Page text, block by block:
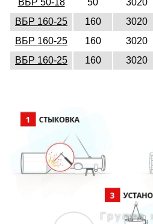
ВБР 160-25
160 3020
ВБР 160-25
160 3020
ВБР 160-25
160 3020